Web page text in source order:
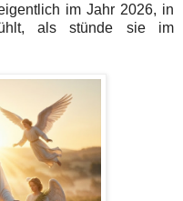
im Jahr 2026, in
als stünde sie im